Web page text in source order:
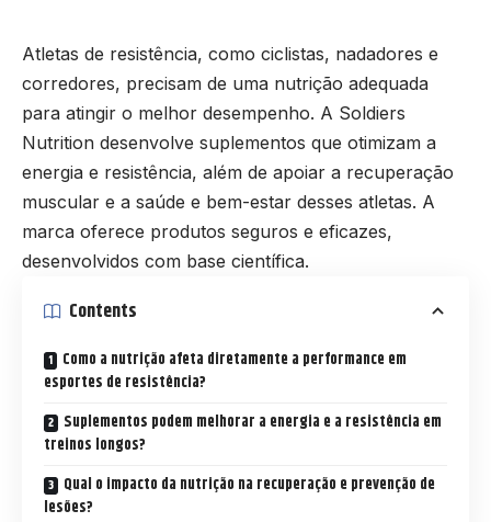
Atletas de resistência, como ciclistas, nadadores e
corredores, precisam de uma nutrição adequada
para atingir o melhor desempenho. A Soldiers
Nutrition desenvolve suplementos que otimizam a
energia e resistência, além de apoiar a recuperação
muscular e a saúde e bem-estar desses atletas. A
marca oferece produtos seguros e eficazes,
desenvolvidos com base científica.
Contents
Como a nutrição afeta diretamente a performance em
esportes de resistência?
Suplementos podem melhorar a energia e a resistência em
treinos longos?
Qual o impacto da nutrição na recuperação e prevenção de
lesões?